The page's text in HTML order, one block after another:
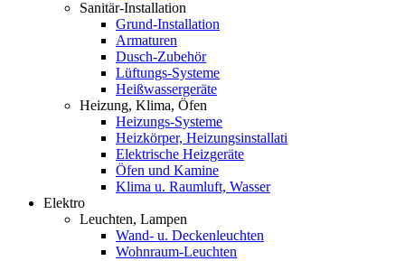
Sanitär-Installation
Grund-Installation
Armaturen
Dusch-Zubehör
Lüftungs-Systeme
Heißwassergeräte
Heizung, Klima, Öfen
Heizungs-Systeme
Heizkörper, Heizungsinstallati
Elektrische Heizgeräte
Öfen und Kamine
Klima u. Raumluft, Wasser
Elektro
Leuchten, Lampen
Wand- u. Deckenleuchten
Wohnraum-Leuchten